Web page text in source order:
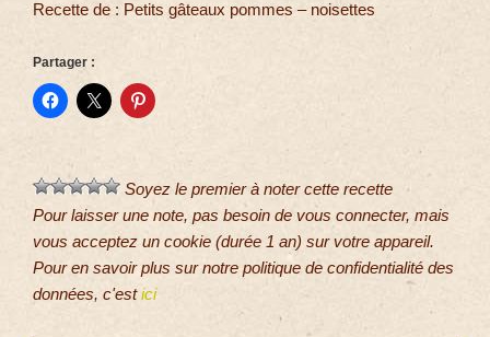
Recette de : Petits gâteaux pommes – noisettes
Partager :
Soyez le premier à noter cette recette
Pour laisser une note, pas besoin de vous connecter, mais
vous acceptez un cookie (durée 1 an) sur votre appareil.
Pour en savoir plus sur notre politique de confidentialité des
données, c'estici